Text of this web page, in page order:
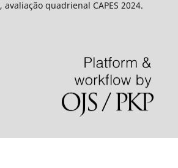
, avaliação quadrienal CAPES 2024.